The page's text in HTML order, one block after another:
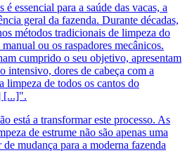
essencial para a saúde das vacas, a
geral da fazenda. Durante décadas,
métodos tradicionais de limpeza do
ou os raspadores mecânicos.
cumprido o seu objetivo, apresentam
intensivo, dores de cabeça com a
limpeza de todos os cantos do
[...]".
está a transformar este processo. As
de estrume não são apenas uma
mudança para a moderna fazenda